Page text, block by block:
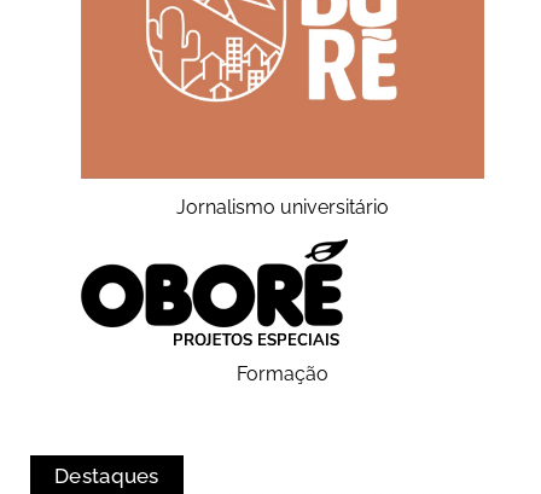
Jornalismo universitário
Formação
Destaques